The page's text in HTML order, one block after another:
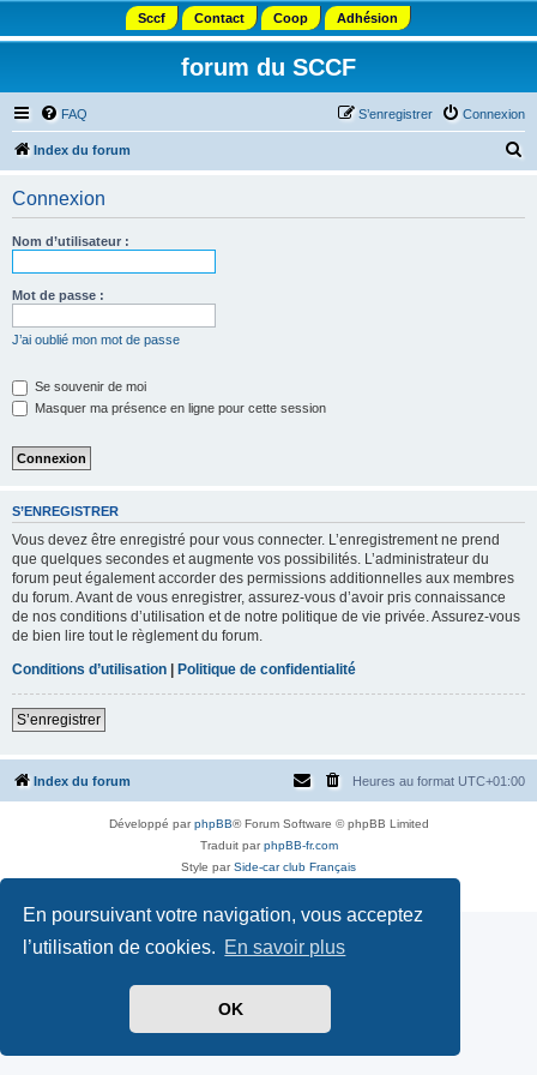
En poursuivant votre navigation, vous acceptez
l’utilisation de cookies. En savoir plus
OK
Sccf Contact Coop Adhésion
forum du SCCF
FAQ Connexion
S’enregistrer
Index du forum
Connexion
Nom d’utilisateur :
Mot de passe :
J’ai oublié mon mot de passe
Se souvenir de moi
Masquer ma présence en ligne pour cette session
S’ENREGISTRER
Vous devez être enregistré pour vous connecter. L’enregistrement ne prend
que quelques secondes et augmente vos possibilités. L’administrateur du
forum peut également accorder des permissions additionnelles aux membres
du forum. Avant de vous enregistrer, assurez-vous d’avoir pris connaissance
de nos conditions d’utilisation et de notre politique de vie privée. Assurez-vous
de bien lire tout le règlement du forum.
Conditions d’utilisation | Politique de confidentialité
S’enregistrer
Index du forum Heures au format UTC+01:00
Développé parphpBB® Forum Software © phpBB Limited
Traduit parphpBB-fr.com
Style parSide-car club Français